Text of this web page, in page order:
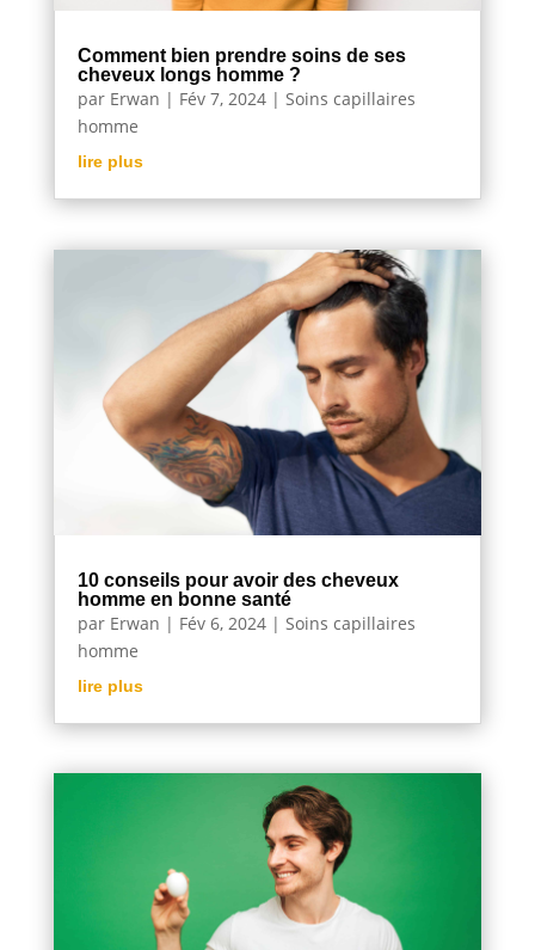
Comment bien prendre soins de ses
cheveux longs homme ?
par Erwan | Fév 7, 2024| Soins capillaires
homme
lire plus
10 conseils pour avoir des cheveux
homme en bonne santé
par Erwan | Fév 6, 2024| Soins capillaires
homme
lire plus